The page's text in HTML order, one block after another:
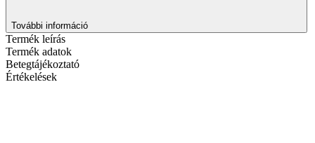
További információ
Termék leírás
Termék adatok
Betegtájékoztató
Értékelések